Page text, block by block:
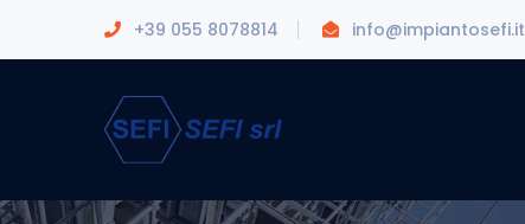
+39 055 8078814 info@impiantosefi.it